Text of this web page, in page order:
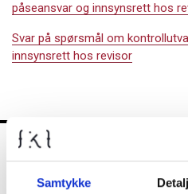
Samtykke
påseansvar og innsynsrett hos
Svar på spørsmål om
innsynsrett hos revisor